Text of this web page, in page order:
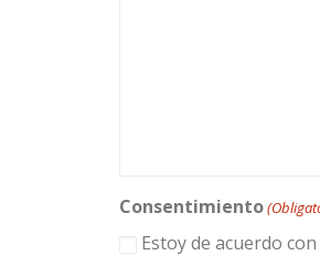
Consentimiento
Estoy de acuerdo